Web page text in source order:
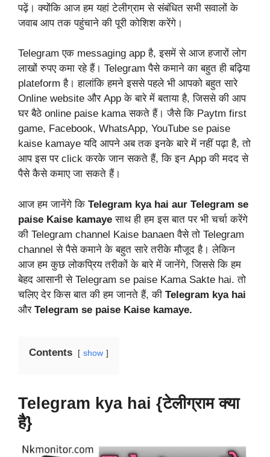
पढ़ें। क्योंकि आज हम यहां टेलीग्राम से संबंधित सभी सवालों के
जवाब आप तक पहुंचाने की पूरी कोशिश करेंगे।
Telegram एक messaging app है, इसमें से आज हजारों लोग
लाखों रुपए कमा रहे हैं। Telegram पैसे कमाने का बहुत ही बढ़िया
plateform है। हालांकि हमने इससे पहले भी आपको बहुत सारे
Online website और App के बारे में बताया है, जिससे की आप
घर बैठे online paise kama सकते हैं। जैसे कि Paytm first
game, Facebook, WhatsApp, YouTube se paise
kaise kamaye यदि आपने अब तक इनके बारे में नहीं पढ़ा है, तो
आप इस पर click करके जान सकते हैं, कि इन App की मदद से
पैसे कैसे कमाए जा सकते हैं।
आज हम जानेंगे कि Telegram kya hai aur Telegram se
paise Kaise kamaye साथ ही हम इस बात पर भी चर्चा करेंगे
की Telegram channel Kaise banaen वैसे तो Telegram
channel से पैसे कमाने के बहुत सारे तरीके मौजूद है। लेकिन
आज हम कुछ लोकप्रिय तरीकों के बारे में जानेंगे, जिससे कि हम
बेहद आसानी से Telegram se paise Kama Sakte hai. तो
चलिए देर किस बात की हम जानते हैं, की Telegram kya hai
और Telegram se paise Kaise kamaye.
Contents show
Telegram kya hai {टेलीग्राम क्या
है}